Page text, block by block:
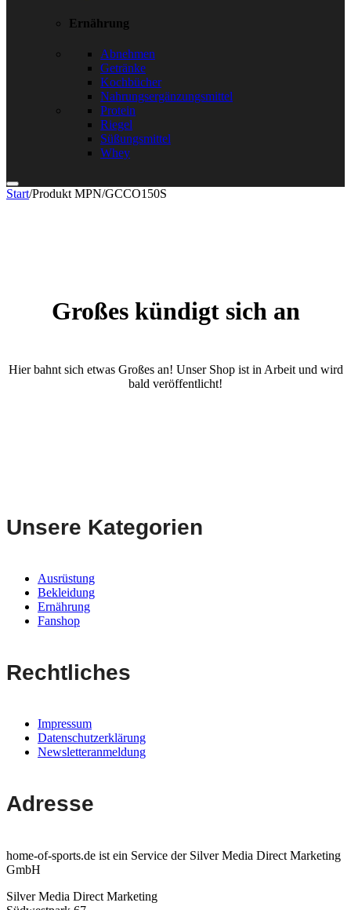
Ernährung
Abnehmen
Getränke
Kochbücher
Nahrungsergänzungsmittel
Protein
Riegel
Süßungsmittel
Whey
Start/Produkt MPN/GCCO150S
Großes kündigt sich an
Hier bahnt sich etwas Großes an! Unser Shop ist in Arbeit und wird
bald veröffentlicht!
Unsere Kategorien
Ausrüstung
Bekleidung
Ernährung
Fanshop
Rechtliches
Impressum
Datenschutzerklärung
Newsletteranmeldung
Adresse
home-of-sports.de ist ein Service der Silver Media Direct Marketing
GmbH
Silver Media Direct Marketing